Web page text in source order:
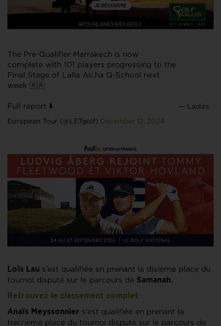
The Pre-Qualifier Marrakech is now
complete with 101 players progressing to the
Final Stage of Lalla Aicha Q-School next
week 🇲🇦
Full report ⬇️
— Ladies
European Tour (@LETgolf) December 12, 2024
Loïs Lau s’est qualifiée en prenant la dixième place du
tournoi disputé sur le parcours de Samanah.
Retrouvez le classement complet
Anaïs Meyssonnier s’est qualifiée en prenant la
treizième place du tournoi disputé sur le parcours de